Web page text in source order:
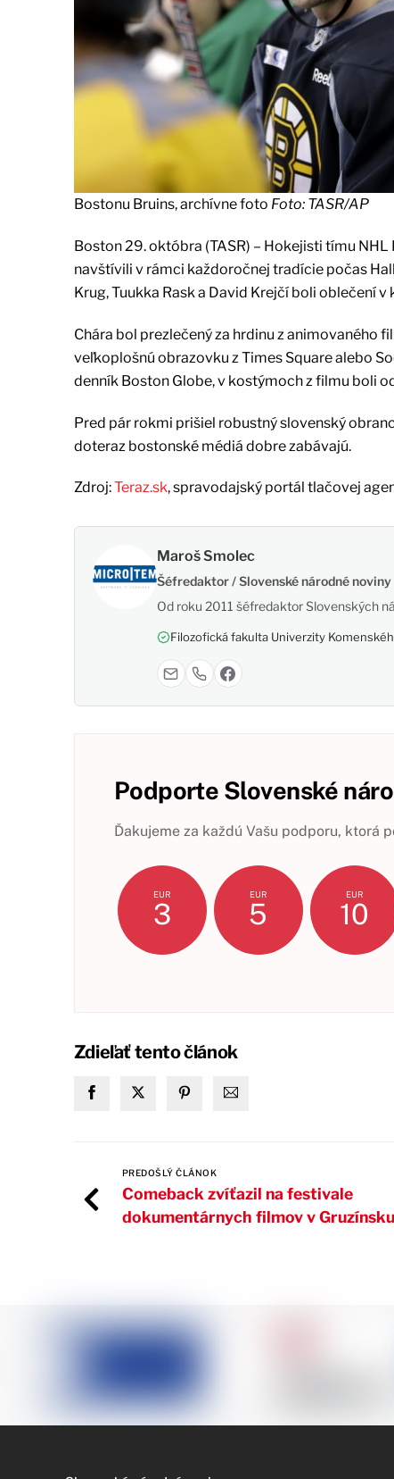
Bostonu Bruins, archívne foto Foto: TASR/AP
Boston 29. októbra (TASR) – Hokejisti tímu
navštívili v rámci každoročnej tradície počas
Krug, Tuukka Rask a David Krejčí boli oblečení
Chára bol prezlečený za hrdinu z animovaného
veľkoplošnú obrazovku z Times Square alebo
denník Boston Globe, v kostýmoch z filmu boli
Pred pár rokmi prišiel robustný slovenský
doteraz bostonské médiá dobre zabávajú.
Zdroj:Teraz.sk, spravodajský portál tlačovej
Maroš Smolec
Šéfredaktor / Slovenské národné noviny
Od roku 2011 šéfredaktor Slovenských
Filozofická fakulta Univerzity
Podporte Slovenské
Ďakujeme za každú Vašu podporu, ktorá
EUR
3
EUR
5
EUR
10
Zdieľať tento článok
PREDOŠLÝ ČLÁNOK
Comeback zvíťazil na festivale
dokumentárnych filmov v Gruzínsku